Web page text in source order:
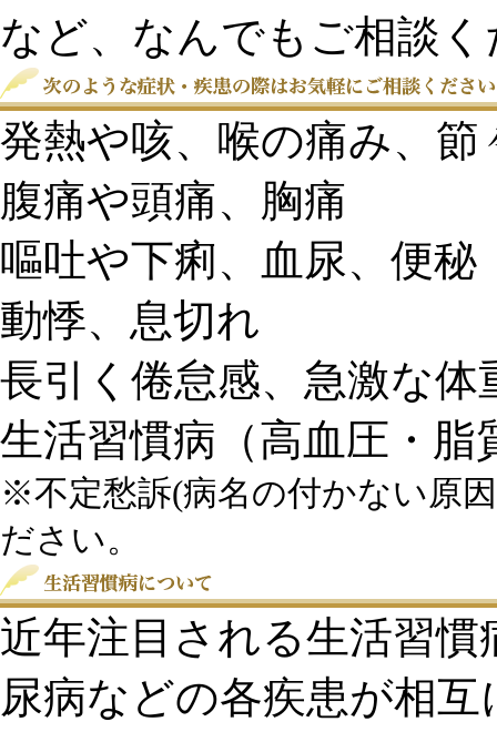
など、なんでもご相談
発熱や咳、喉の痛み、節
腹痛や頭痛、胸痛
嘔吐や下痢、血尿、便秘
動悸、息切れ
長引く倦怠感、急激な体
生活習慣病（高血圧・
※不定愁訴(病名の付かない原
ださい。
近年注目される生活習
尿病などの各疾患が相